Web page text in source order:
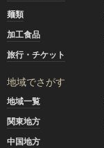
麺類
加工食品
旅行・チケット
地域でさがす
地域一覧
関東地方
中国地方